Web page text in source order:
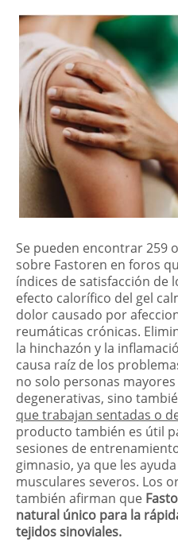
Se pueden encontrar 259
sobre Fastoren en foros
índices de satisfacción de
efecto calorífico del gel
dolor causado por
reumáticas crónicas.
la hinchazón y la
causa raíz de los
no solo personas
degenerativas, sino
que trabajan sentadas o
producto también es útil
sesiones de
gimnasio, ya que les
musculares severos. Los
también afirman que
natural único para la
tejidos sinoviales.